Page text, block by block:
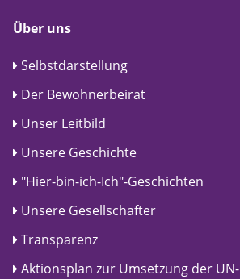
Über uns
Selbstdarstellung
Der Bewohnerbeirat
Unser Leitbild
Unsere Geschichte
"Hier-bin-ich-Ich"-Geschichten
Unsere Gesellschafter
Transparenz
Aktionsplan zur Umsetzung der UN-